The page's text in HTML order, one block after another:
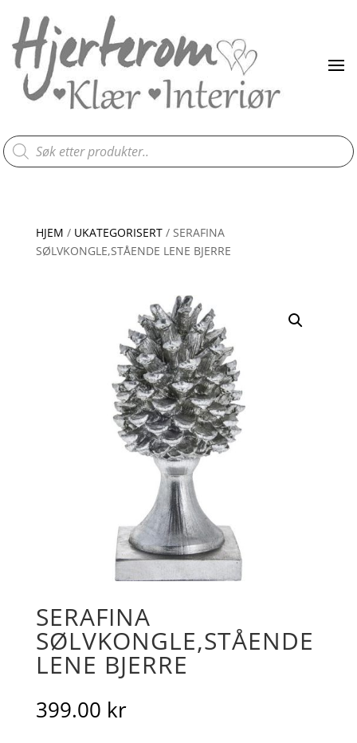
Products
search
HJEM / UKATEGORISERT/ SERAFINA
SØLVKONGLE,STÅENDE LENE BJERRE
SERAFINA
SØLVKONGLE,STÅENDE
LENE BJERRE
399.00 kr